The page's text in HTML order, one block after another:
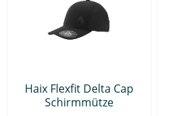
Haix Flexfit Delta Cap
Schirmmütze